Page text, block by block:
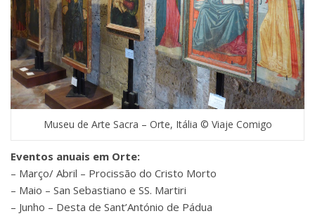
Museu de Arte Sacra – Orte, Itália © Viaje Comigo
Eventos anuais em Orte:
– Março/ Abril – Procissão do Cristo Morto
– Maio – San Sebastiano e SS. Martiri
– Junho – Desta de Sant’António de Pádua